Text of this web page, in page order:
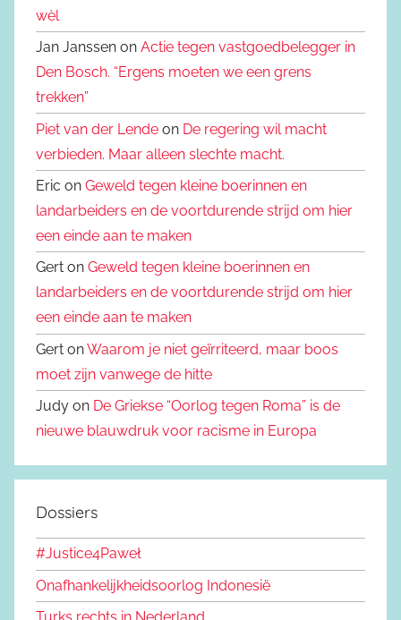
wèl
Jan Janssen on Actie tegen vastgoedbelegger in
Den Bosch. “Ergens moeten we een grens
trekken”
Piet van der Lende on De regering wil macht
verbieden. Maar alleen slechte macht.
Eric on Geweld tegen kleine boerinnen en
landarbeiders en de voortdurende strijd om hier
een einde aan te maken
Gert on Geweld tegen kleine boerinnen en
landarbeiders en de voortdurende strijd om hier
een einde aan te maken
Gert onWaarom je niet geïrriteerd, maar boos
moet zijn vanwege de hitte
Judy on De Griekse “Oorlog tegen Roma” is de
nieuwe blauwdruk voor racisme in Europa
Dossiers
#Justice4Paweł
Onafhankelijkheidsoorlog Indonesië